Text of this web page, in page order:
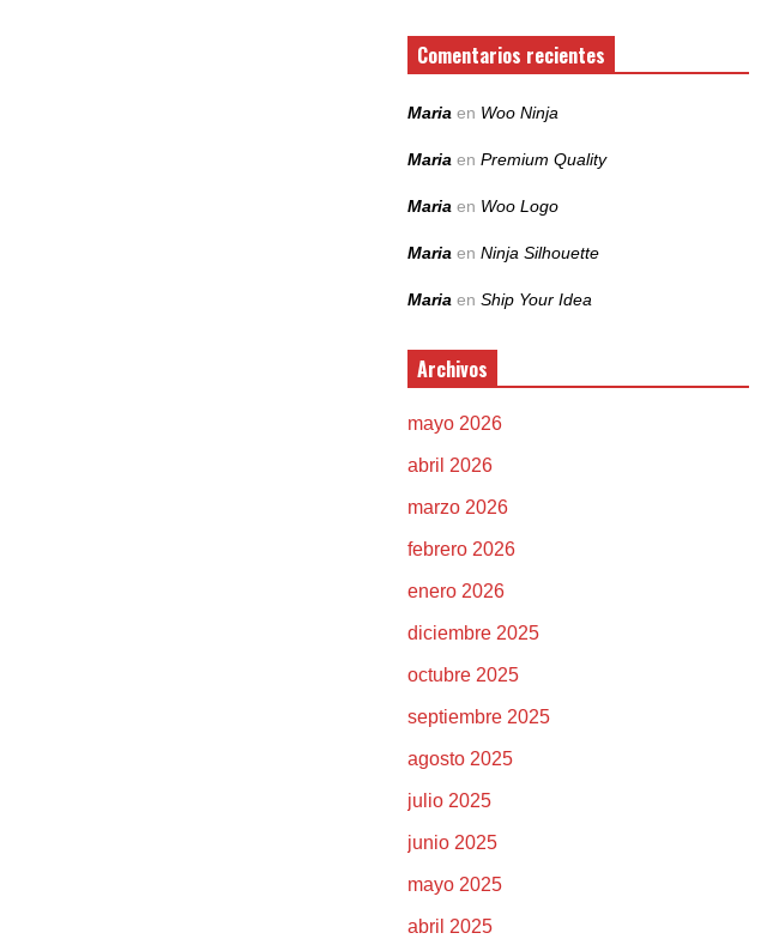
Comentarios recientes
Maria en Woo Ninja
Maria enPremium Quality
Maria en Woo Logo
Maria enNinja Silhouette
Maria enShip Your Idea
Archivos
mayo 2026
abril 2026
marzo 2026
febrero 2026
enero 2026
diciembre 2025
octubre 2025
septiembre 2025
agosto 2025
julio 2025
junio 2025
mayo 2025
abril 2025